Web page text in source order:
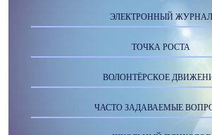
ЭЛЕКТРОННЫЙ ЖУРНАЛ
ТОЧКА РОСТА
ВОЛОНТЁРСКОЕ
ЧАСТО ЗАДАВАЕМЫЕ